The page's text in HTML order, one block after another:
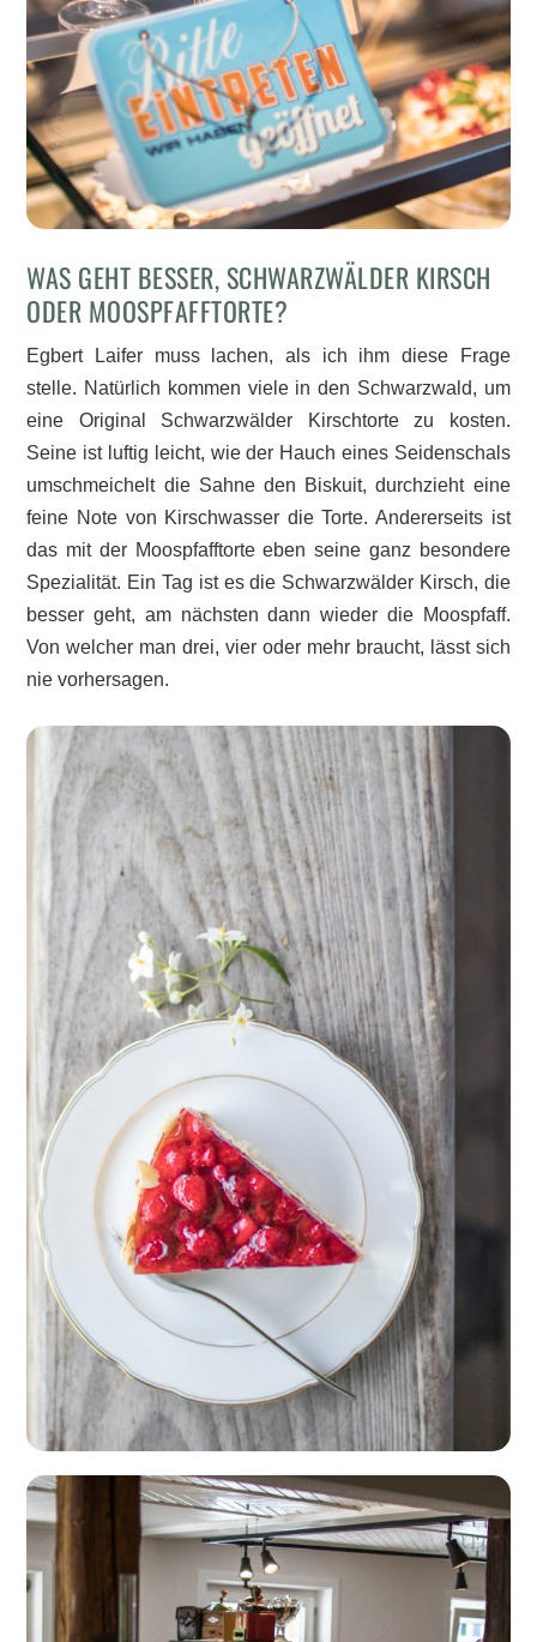
WAS GEHT BESSER, SCHWARZWÄLDER KIRSCH
ODER MOOSPFAFFTORTE?
Egbert Laifer muss lachen, als ich ihm diese Frage
stelle. Natürlich kommen viele in den Schwarzwald, um
eine Original Schwarzwälder Kirschtorte zu kosten.
Seine ist luftig leicht, wie der Hauch eines Seidenschals
umschmeichelt die Sahne den Biskuit, durchzieht eine
feine Note von Kirschwasser die Torte. Andererseits ist
das mit der Moospfafftorte eben seine ganz besondere
Spezialität. Ein Tag ist es die Schwarzwälder Kirsch, die
besser geht, am nächsten dann wieder die Moospfaff.
Von welcher man drei, vier oder mehr braucht, lässt sich
nie vorhersagen.